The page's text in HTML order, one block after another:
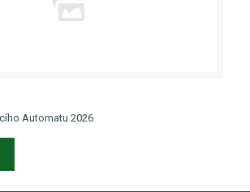
Automatu 2026